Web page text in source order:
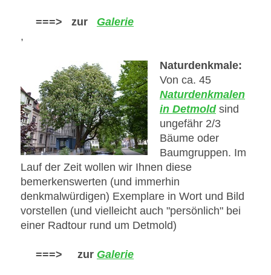
===> zur Galerie
,
Naturdenkmale:
Von ca. 45
Naturdenkmalen
in Detmoldsind
ungefähr 2/3
Bäume oder
Baumgruppen. Im
Lauf der Zeit wollen wir Ihnen diese
bemerkenswerten (und immerhin
denkmalwürdigen) Exemplare in Wort und Bild
vorstellen (und vielleicht auch "persönlich" bei
einer Radtour rund um Detmold)
===> zur Galerie